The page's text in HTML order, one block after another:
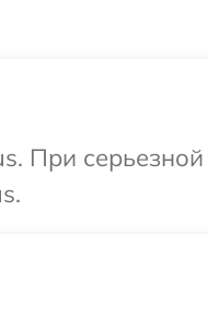
При серьезной